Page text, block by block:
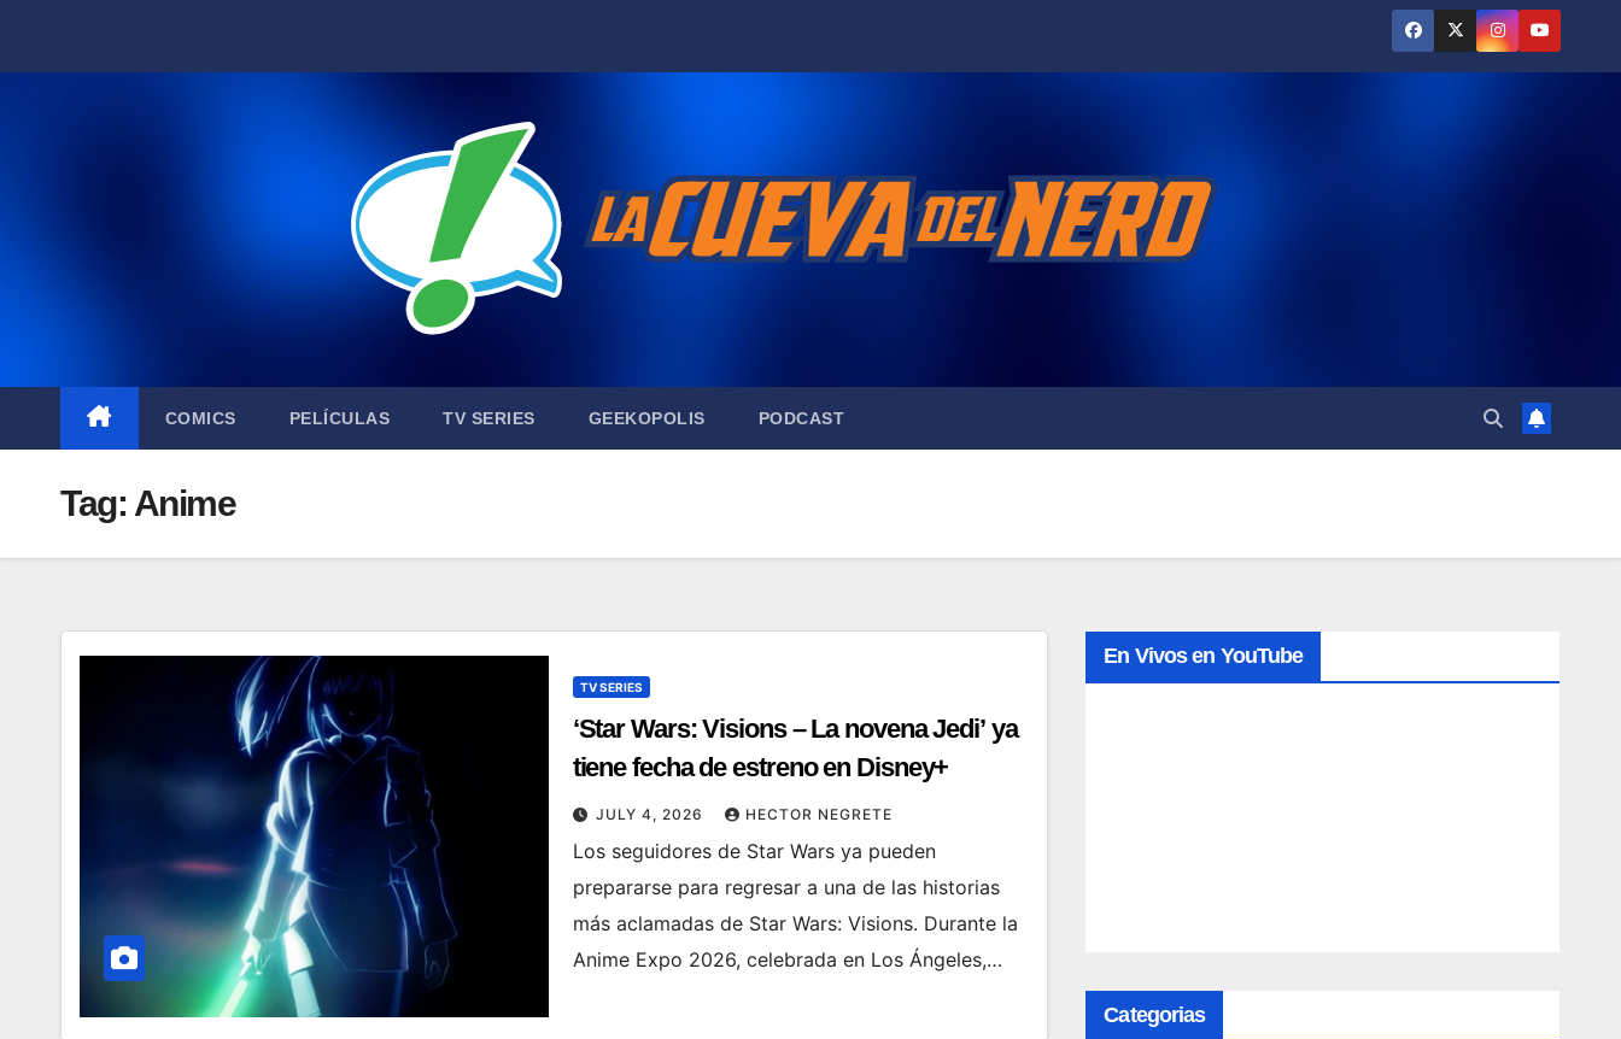
COMICS PELÍCULAS TV SERIES GEEKOPOLIS PODCAST
Tag: Anime
TV SERIES
‘Star Wars: Visions – La novena Jedi’ ya
tiene fecha de estreno en Disney+
JULY 4, 2026 HECTOR NEGRETE
Los seguidores de Star Wars ya pueden
prepararse para regresar a una de las historias
más aclamadas de Star Wars: Visions. Durante la
Anime Expo 2026, celebrada en Los Ángeles,…
En Vivos en YouTube
Categorias